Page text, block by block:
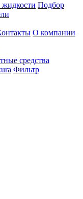
Подбор
О компании
средства
Фильтр